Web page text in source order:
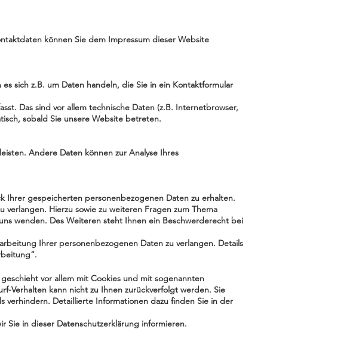
können Sie dem Impressum dieser Website
sich z.B. um Daten handeln, die Sie in ein Kontaktformular
Das sind vor allem technische Daten (z.B. Internetbrowser,
sobald Sie unsere Website betreten.
Andere Daten können zur Analyse Ihres
Ihrer gespeicherten personenbezogenen Daten zu erhalten.
Hierzu sowie zu weiteren Fragen zum Thema
wenden. Des Weiteren steht Ihnen ein Beschwerderecht bei
Ihrer personenbezogenen Daten zu verlangen. Details
vor allem mit Cookies und mit sogenannten
Verhalten kann nicht zu Ihnen zurückverfolgt werden. Sie
verhindern. Detaillierte Informationen dazu finden Sie in der
Sie in dieser Datenschutzerklärung informieren.